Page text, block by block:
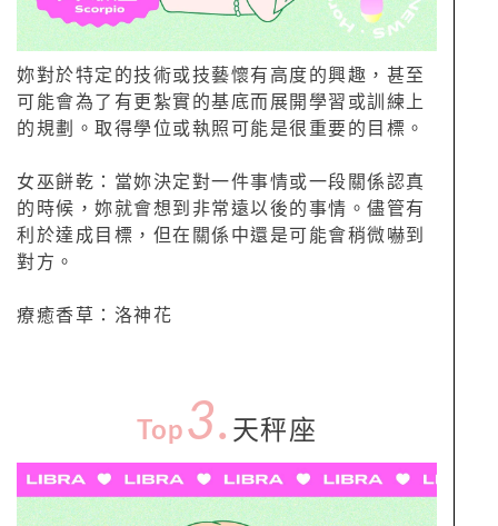
妳對於特定的技術或技藝懷有高度的興趣，甚至
可能會為了有更紮實的基底而展開學習或訓練上
的規劃。取得學位或執照可能是很重要的目標。
女巫餅乾：當妳決定對一件事情或一段關係認真
的時候，妳就會想到非常遠以後的事情。儘管有
利於達成目標，但在關係中還是可能會稍微嚇到
對方。
療癒香草：洛神花
Top 3. 天秤座